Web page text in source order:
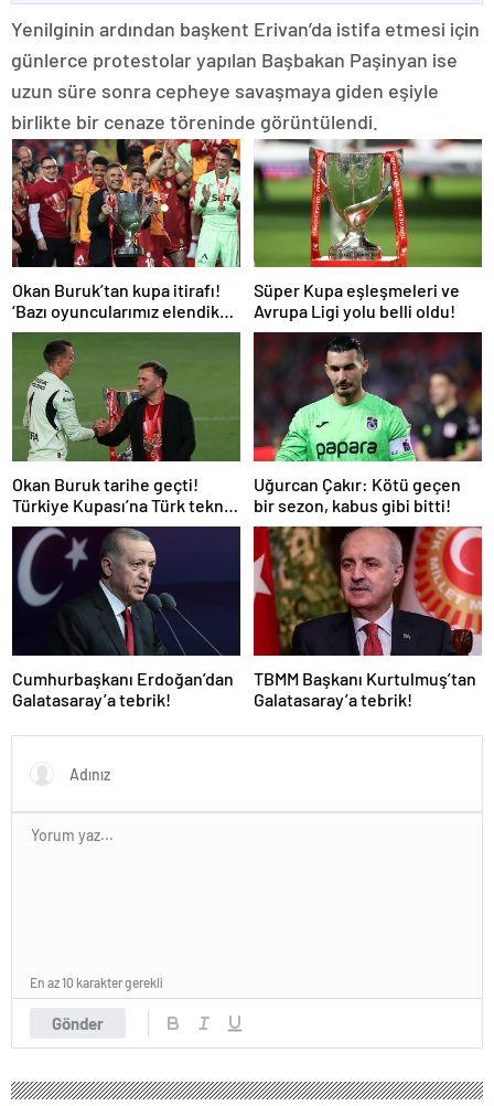
Yenilginin ardından başkent Erivan’da istifa etmesi için
günlerce protestolar yapılan Başbakan Paşinyan ise
uzun süre sonra cepheye savaşmaya giden eşiyle
birlikte bir cenaze töreninde görüntülendi.
Okan Buruk’tan kupa itirafı!
‘Bazı oyuncularımız elendik
diye düşündü’
Süper Kupa eşleşmeleri ve
Avrupa Ligi yolu belli oldu!
Okan Buruk tarihe geçti!
Türkiye Kupası’na Türk teknik
adam damgası
Uğurcan Çakır: Kötü geçen
bir sezon, kabus gibi bitti!
Cumhurbaşkanı Erdoğan’dan
Galatasaray’a tebrik!
TBMM Başkanı Kurtulmuş’tan
Galatasaray’a tebrik!
Gönder
En az 10 karakter gerekli